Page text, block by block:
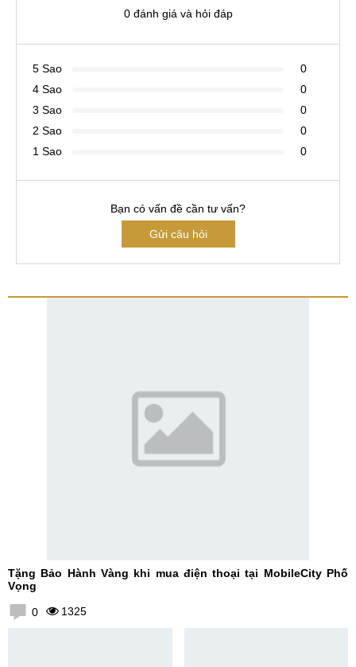
0 đánh giá và hỏi đáp
5 Sao
0
4 Sao
0
3 Sao
0
2 Sao
0
1 Sao
0
Bạn có vấn đề cần tư vấn?
Gửi câu hỏi
Tặng Bảo Hành Vàng khi mua điện thoại tại MobileCity Phố
Vọng
0 1325